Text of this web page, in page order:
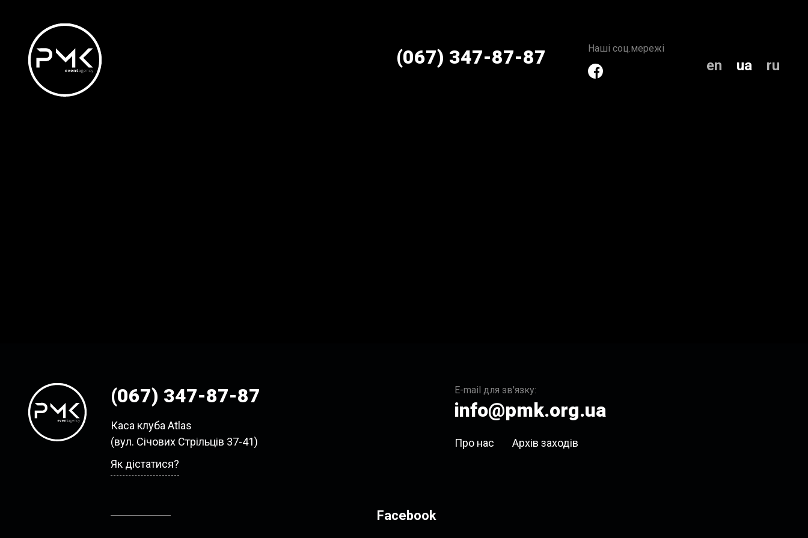
(067) 347-87-87 Наші соц.мережі
en ua ru
(067) 347-87-87
Каса клуба Atlas
(вул. Січових Стрільців 37-41)
Як дістатися?
E-mail для зв'язку:
info@pmk.org.ua
Про нас Архів заходів
Facebook